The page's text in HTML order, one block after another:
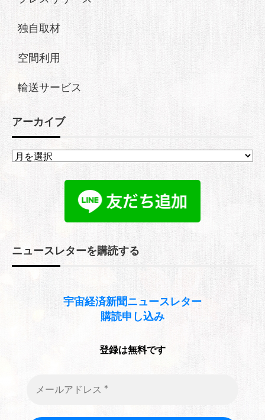
独自取材
空間利用
輸送サービス
アーカイブ
ア
ー
ニュースレターを購読する
宇宙経済新聞ニュースレター
購読申し込み
登録は無料です